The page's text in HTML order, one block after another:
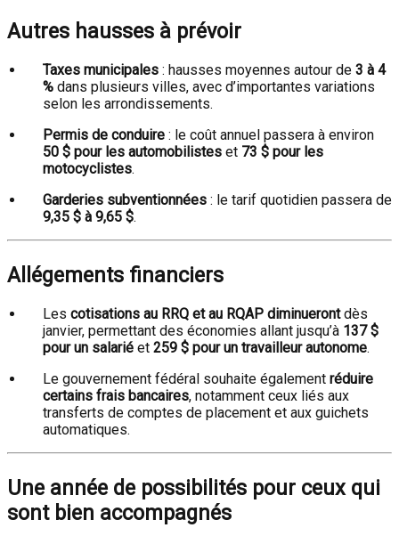
Autres hausses à prévoir
Taxes municipales : hausses moyennes autour de 3 à 4
% dans plusieurs villes, avec d’importantes variations
selon les arrondissements.
Permis de conduire : le coût annuel passera à environ
50 $ pour les automobilistes et 73 $ pour les
motocyclistes.
Garderies subventionnées : le tarif quotidien passera de
9,35 $ à 9,65 $.
Allégements financiers
Les cotisations au RRQ et au RQAP diminuerontdès
janvier, permettant des économies allant jusqu’à 137 $
pour un salarié et 259 $ pour un travailleur autonome.
Le gouvernement fédéral souhaite également réduire
certains frais bancaires, notamment ceux liés aux
transferts de comptes de placement et aux guichets
automatiques.
Une année de possibilités pour ceux qui
sont bien accompagnés